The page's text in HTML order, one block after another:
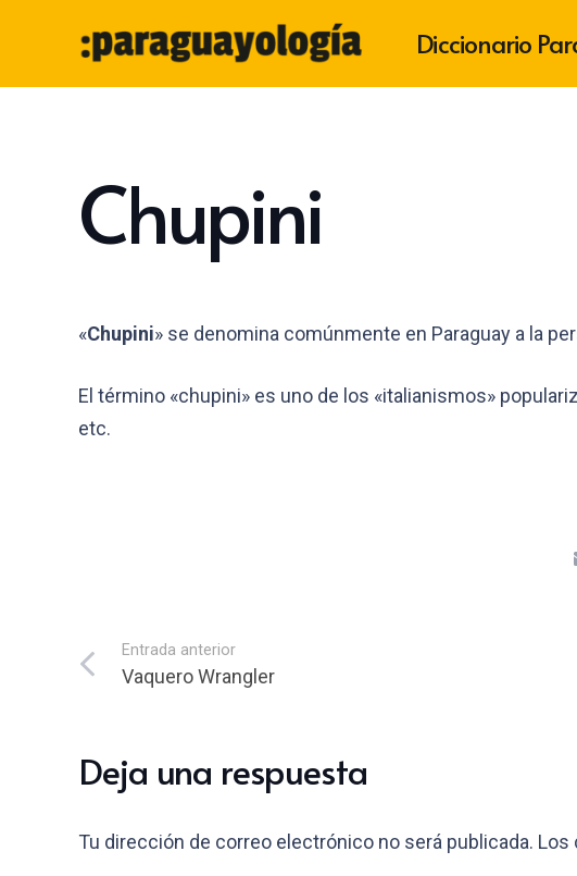
Diccionario
Chupini
«Chupini» se denomina comúnmente en Paraguay a la
El término «chupini» es uno de los «italianismos»
etc.
Entrada anterior
Vaquero Wrangler
Deja una respuesta
Tu dirección de correo electrónico no será publicada. Los